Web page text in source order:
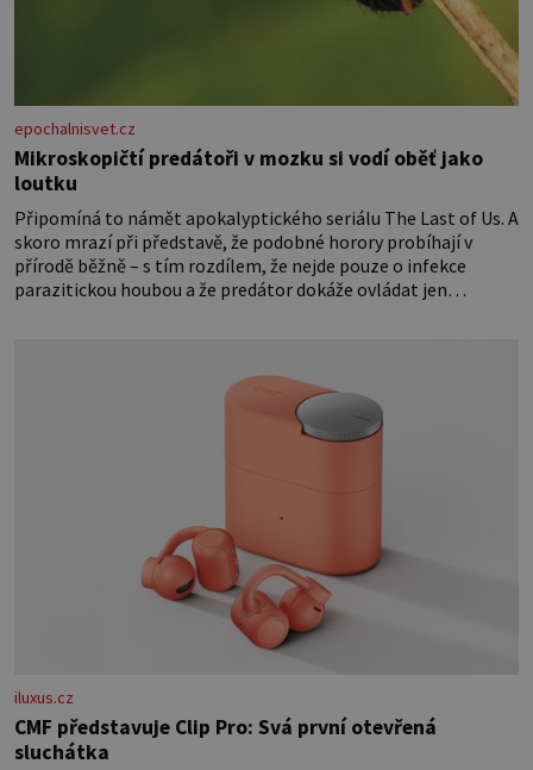
epochalnisvet.cz
Mikroskopičtí predátoři v mozku si vodí oběť jako
loutku
Připomíná to námět apokalyptického seriálu The Last of Us. A
skoro mrazí při představě, že podobné horory probíhají v
přírodě běžně – s tím rozdílem, že nejde pouze o infekce
parazitickou houbou a že predátor dokáže ovládat jen
iluxus.cz
CMF představuje Clip Pro: Svá první otevřená
sluchátka